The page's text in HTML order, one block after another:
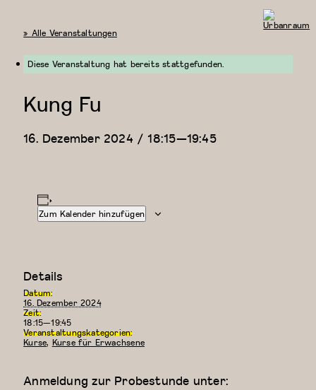
« Alle Veranstaltungen
Diese Veranstaltung hat bereits stattgefunden.
Kung Fu
16. Dezember 2024 / 18:15—19:45
Anmeldung zur Probestunde unter:
Zum Kalender hinzufügen
Details
Datum:
16. Dezember 2024
Zeit:
18:15—19:45
Veranstaltungskategorien:
Kurse, Kurse für Erwachsene